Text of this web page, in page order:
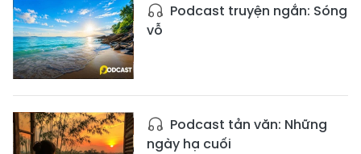
Podcast truyện ngắn: Sóng
vỗ
Podcast tản văn: Những
ngày hạ cuối